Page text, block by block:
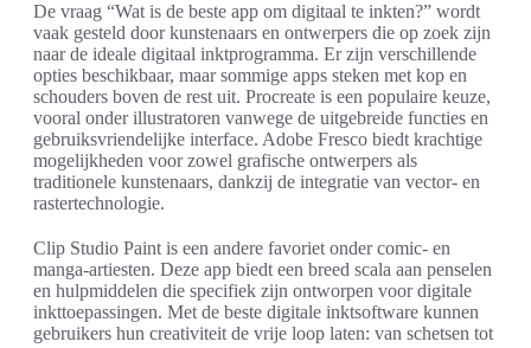
De vraag “Wat is de beste app om digitaal te inkten?” wordt
vaak gesteld door kunstenaars en ontwerpers die op zoek zijn
naar de ideale digitaal inktprogramma. Er zijn verschillende
opties beschikbaar, maar sommige apps steken met kop en
schouders boven de rest uit. Procreate is een populaire keuze,
vooral onder illustratoren vanwege de uitgebreide functies en
gebruiksvriendelijke interface. Adobe Fresco biedt krachtige
mogelijkheden voor zowel grafische ontwerpers als
traditionele kunstenaars, dankzij de integratie van vector- en
rastertechnologie.
Clip Studio Paint is een andere favoriet onder comic- en
manga-artiesten. Deze app biedt een breed scala aan penselen
en hulpmiddelen die specifiek zijn ontworpen voor digitale
inkttoepassingen. Met de beste digitale inktsoftware kunnen
gebruikers hun creativiteit de vrije loop laten: van schetsen tot